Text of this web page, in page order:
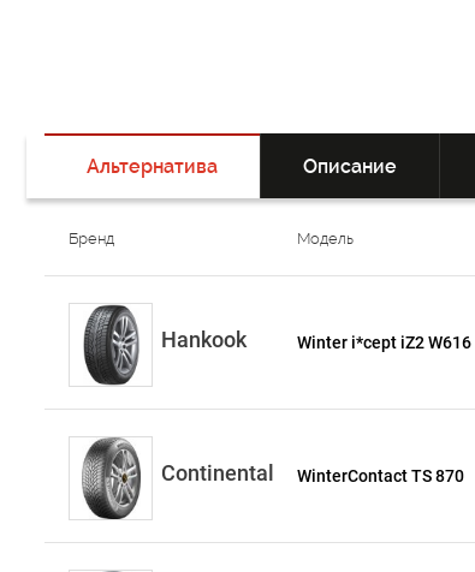
Альтернатива Описание
Бренд Модель
Hankook Winter i*cept iZ2 W616
Continental WinterContact TS 870